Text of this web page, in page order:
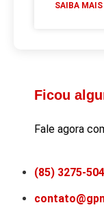
SAIBA MAIS
Ficou
Fale agora
(85) 3275-